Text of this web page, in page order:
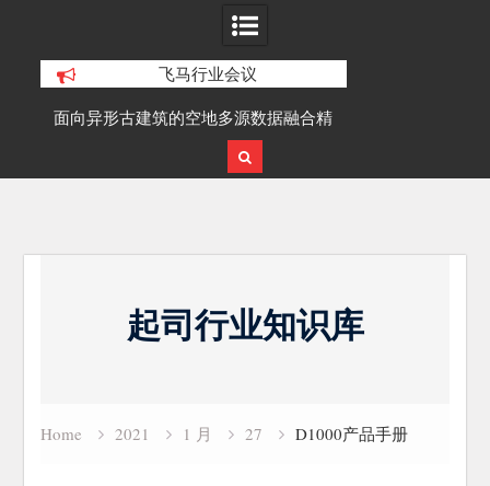
飞马行业会议
面向异形古建筑的空地多源数据融合精
细化三维重建研究
起司行业知识库
Home 2021 1 月 27 D1000产品手册